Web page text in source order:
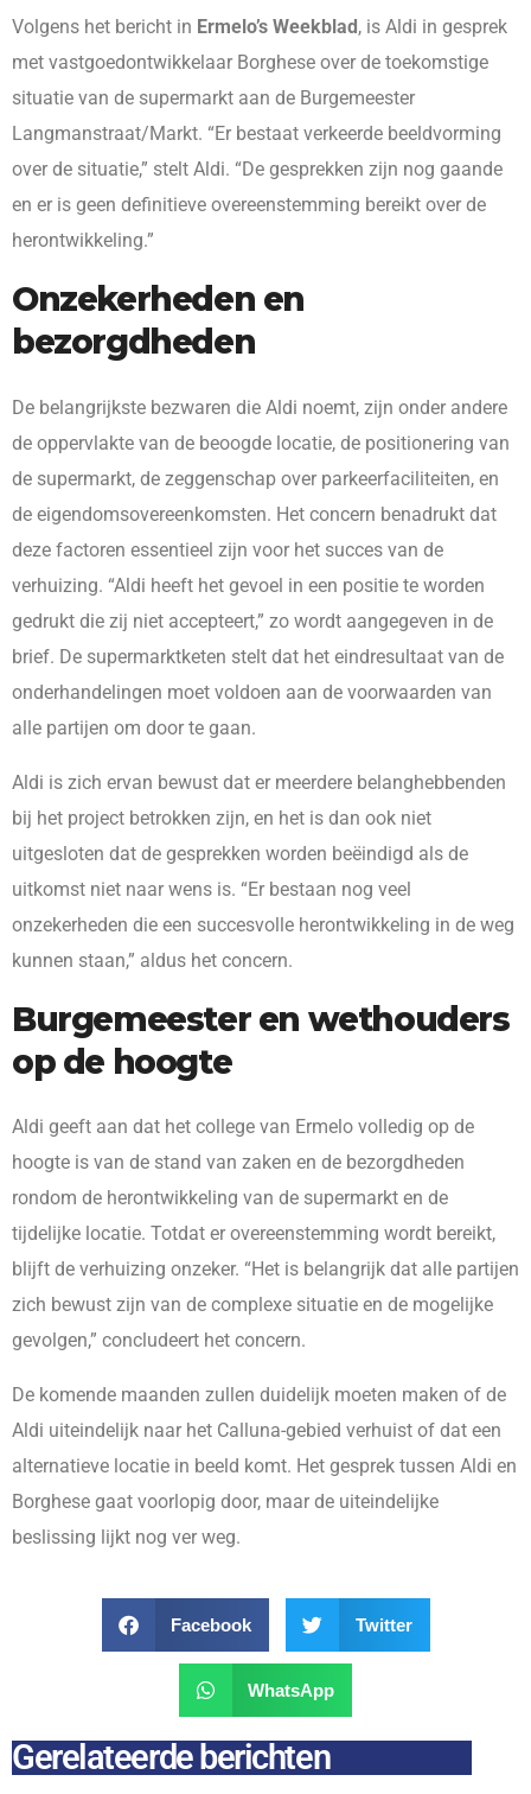
Volgens het bericht in Ermelo’s Weekblad , is Aldi in gesprek
met vastgoedontwikkelaar Borghese over de toekomstige
situatie van de supermarkt aan de Burgemeester
Langmanstraat/Markt. “Er bestaat verkeerde beeldvorming
over de situatie,” stelt Aldi. “De gesprekken zijn nog gaande
en er is geen definitieve overeenstemming bereikt over de
herontwikkeling.”
Onzekerheden en
bezorgdheden
De belangrijkste bezwaren die Aldi noemt, zijn onder andere
de oppervlakte van de beoogde locatie, de positionering van
de supermarkt, de zeggenschap over parkeerfaciliteiten, en
de eigendomsovereenkomsten. Het concern benadrukt dat
deze factoren essentieel zijn voor het succes van de
verhuizing. “Aldi heeft het gevoel in een positie te worden
gedrukt die zij niet accepteert,” zo wordt aangegeven in de
brief. De supermarktketen stelt dat het eindresultaat van de
onderhandelingen moet voldoen aan de voorwaarden van
alle partijen om door te gaan.
Aldi is zich ervan bewust dat er meerdere belanghebbenden
bij het project betrokken zijn, en het is dan ook niet
uitgesloten dat de gesprekken worden beëindigd als de
uitkomst niet naar wens is. “Er bestaan nog veel
onzekerheden die een succesvolle herontwikkeling in de weg
kunnen staan,” aldus het concern.
Burgemeester en wethouders
op de hoogte
Aldi geeft aan dat het college van Ermelo volledig op de
hoogte is van de stand van zaken en de bezorgdheden
rondom de herontwikkeling van de supermarkt en de
tijdelijke locatie. Totdat er overeenstemming wordt bereikt,
blijft de verhuizing onzeker. “Het is belangrijk dat alle partijen
zich bewust zijn van de complexe situatie en de mogelijke
gevolgen,” concludeert het concern.
De komende maanden zullen duidelijk moeten maken of de
Aldi uiteindelijk naar het Calluna-gebied verhuist of dat een
alternatieve locatie in beeld komt. Het gesprek tussen Aldi en
Borghese gaat voorlopig door, maar de uiteindelijke
beslissing lijkt nog ver weg.
Facebook Twitter
WhatsApp
Gerelateerde berichten